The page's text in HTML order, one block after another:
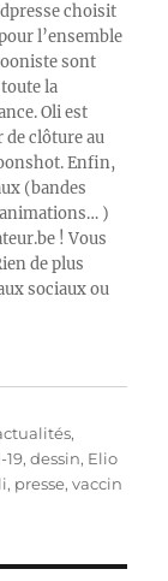
choisit
l’ensemble
sont
la
Oli est
clôture au
Enfin,
(bandes
)
! Vous
de plus
sociaux ou
,
19,dessin, Elio
, presse,vaccin